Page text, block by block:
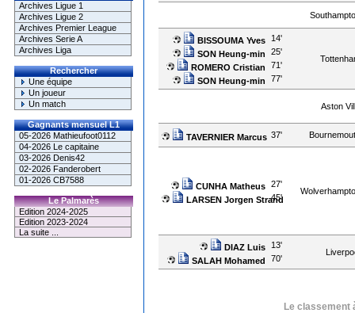
Archives Ligue 1
Archives Ligue 2
Archives Premier League
Archives Serie A
Archives Liga
Rechercher
Une équipe
Un joueur
Un match
Gagnants mensuel L1
05-2026 Mathieufoot0112
04-2026 Le capitaine
03-2026 Denis42
02-2026 Fanderobert
01-2026 CB7588
Le Palmarès
Edition 2024-2025
Edition 2023-2024
La suite ...
BISSOUMA Yves
14'
SON Heung-min
25'
ROMERO Cristian
71'
SON Heung-min
77'
Aston
TAVERNIER Marcus 37'
CUNHA Matheus
27'
LARSEN Jorgen Strand
45'
DIAZ Luis
13'
SALAH Mohamed
70'
Le classement